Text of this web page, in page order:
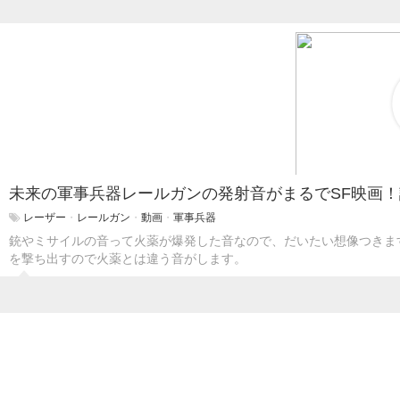
未来の軍事兵器レールガンの発射音がまるでSF映画
レーザー ・ レールガン ・ 動画 ・ 軍事兵器
銃やミサイルの音って火薬が爆発した音なので、だいたい想像つき
を撃ち出すので火薬とは違う音がします。